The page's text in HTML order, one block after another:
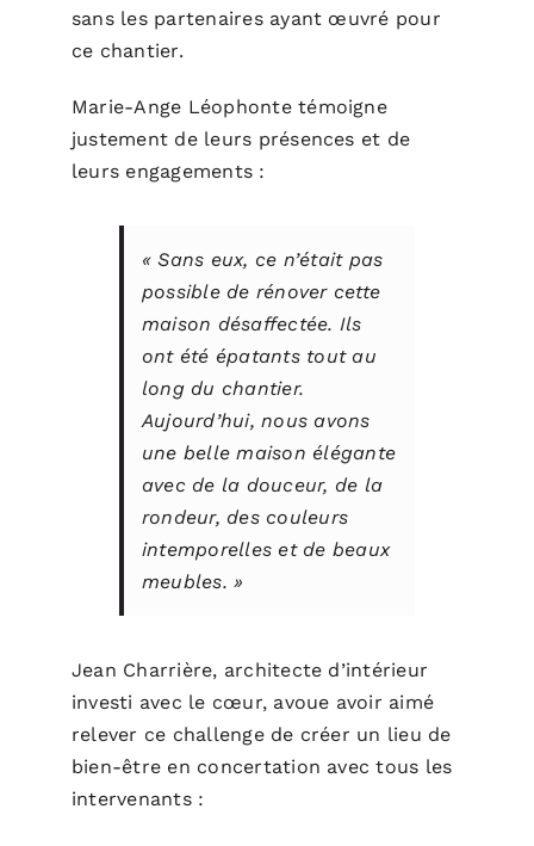
sans les partenaires ayant œuvré pour
ce chantier.
Marie-Ange Léophonte témoigne
justement de leurs présences et de
leurs engagements :
« Sans eux, ce n’était pas
possible de rénover cette
maison désaffectée. Ils
ont été épatants tout au
long du chantier.
Aujourd’hui, nous avons
une belle maison élégante
avec de la douceur, de la
rondeur, des couleurs
intemporelles et de beaux
meubles. »
Jean Charrière, architecte d’intérieur
investi avec le cœur, avoue avoir aimé
relever ce challenge de créer un lieu de
bien-être en concertation avec tous les
intervenants :